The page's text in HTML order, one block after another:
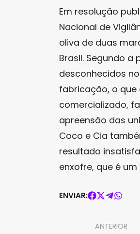
Em resolução
Nacional de
oliva de duas
Brasil. Segundo
desconhecidos
fabricação, o que
comercializado,
apreensão das
Coco e Cia
resultado
enxofre, que é
ENVIAR:
ANTERIOR